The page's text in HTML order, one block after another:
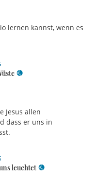
lernen kannst, wenn es
Jesus allen
dass er uns in
leuchtet